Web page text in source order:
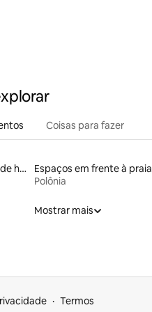
Coisas para fazer
Espaços com banheira de hidromassagem
Espaços em frente à praia
Polônia
Mostrar mais
Termos